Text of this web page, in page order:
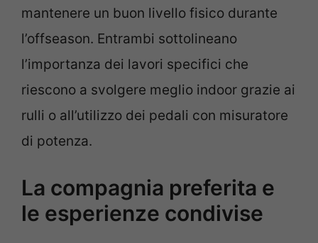
mantenere un buon livello fisico durante
l’offseason. Entrambi sottolineano
l’importanza dei lavori specifici che
riescono a svolgere meglio indoor grazie ai
rulli o all’utilizzo dei pedali con misuratore
di potenza.
La compagnia preferita e
le esperienze condivise